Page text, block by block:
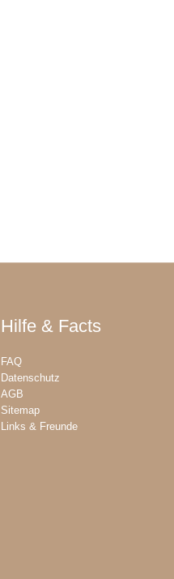
Hilfe & Facts
FAQ
Datenschutz
AGB
Sitemap
Links & Freunde